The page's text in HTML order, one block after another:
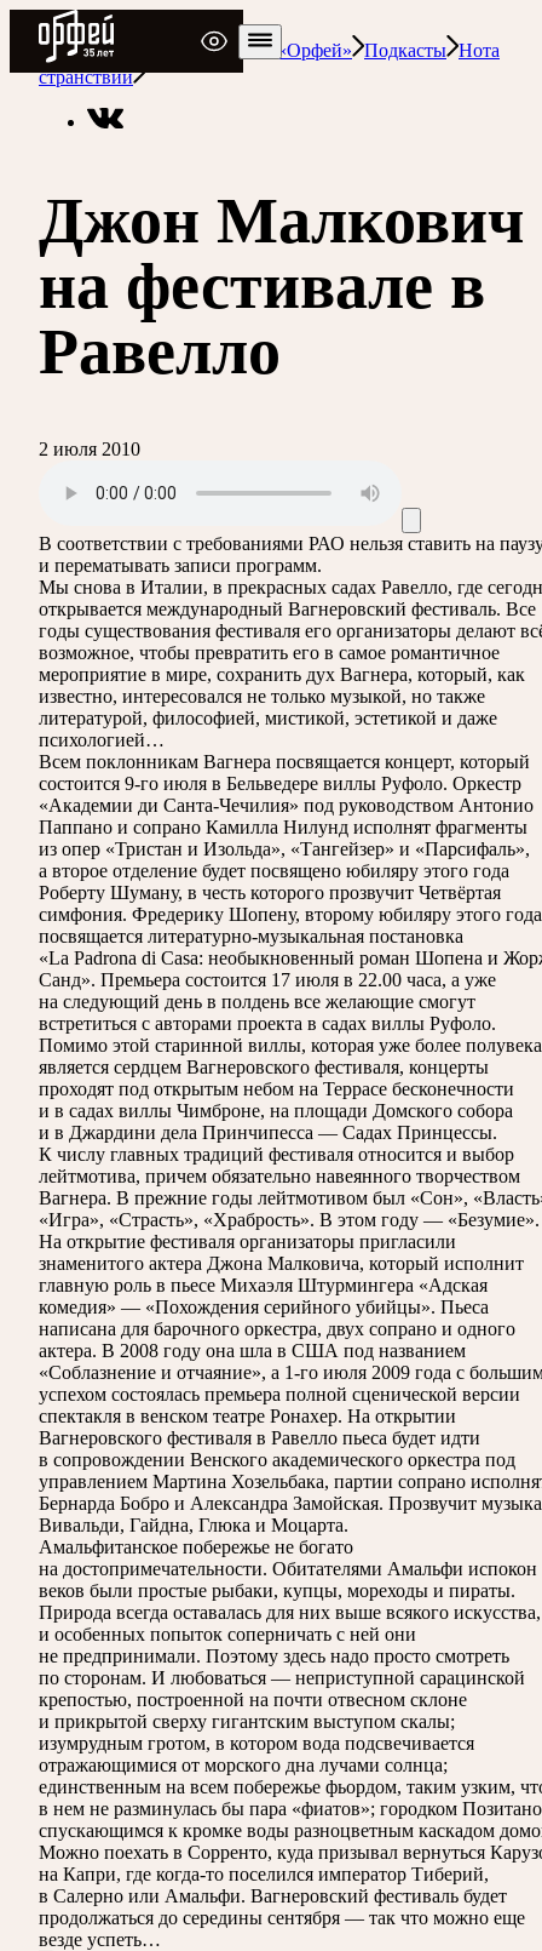
Радио Орфей
Радио классической музыки «Орфей»
Подкасты Нота
странствий
Джон Малкович
на фестивале в
Равелло
2 июля 2010
В соответствии с требованиями РАО нельзя ставить на
и перематывать записи программ.
Мы снова в Италии, в прекрасных садах Равелло, где
открывается международный Вагнеровский фестиваль. Все
годы существования фестиваля его организаторы делают
возможное, чтобы превратить его в самое романтичное
мероприятие в мире, сохранить дух Вагнера, который, как
известно, интересовался не только музыкой, но также
литературой, философией, мистикой, эстетикой и даже
психологией…
Всем поклонникам Вагнера посвящается концерт, который
состоится 9-го июля в Бельведере виллы Руфоло. Оркестр
«Академии ди Санта-Чечилия» под руководством Антонио
Паппано и сопрано Камилла Нилунд исполнят фрагменты
из опер «Тристан и Изольда», «Тангейзер» и «Парсифаль»,
а второе отделение будет посвящено юбиляру этого года
Роберту Шуману, в честь которого прозвучит Четвёртая
симфония. Фредерику Шопену, второму юбиляру этого
посвящается литературно-музыкальная постановка
«La Padrona di Casa: необыкновенный роман Шопена и
Санд». Премьера состоится 17 июля в 22.00 часа, а уже
на следующий день в полдень все желающие смогут
встретиться с авторами проекта в садах виллы Руфоло.
Помимо этой старинной виллы, которая уже более полувека
является сердцем Вагнеровского фестиваля, концерты
проходят под открытым небом на Террасе бесконечности
и в садах виллы Чимброне, на площади Домского собора
и в Джардини дела Принчипесса — Садах Принцессы.
К числу главных традиций фестиваля относится и выбор
лейтмотива, причем обязательно навеянного творчеством
Вагнера. В прежние годы лейтмотивом был «Сон»,
«Игра», «Страсть», «Храбрость». В этом году — «Безумие».
На открытие фестиваля организаторы пригласили
знаменитого актера Джона Малковича, который исполнит
главную роль в пьесе Михаэля Штурмингера «Адская
комедия» — «Похождения серийного убийцы». Пьеса
написана для барочного оркестра, двух сопрано и одного
актера. В 2008 году она шла в США под названием
«Соблазнение и отчаяние», а 1-го июля 2009 года с
успехом состоялась премьера полной сценической версии
спектакля в венском театре Ронахер. На открытии
Вагнеровского фестиваля в Равелло пьеса будет идти
в сопровождении Венского академического оркестра под
управлением Мартина Хозельбака, партии сопрано
Бернарда Бобро и Александра Замойская. Прозвучит музыка
Вивальди, Гайдна, Глюка и Моцарта.
Амальфитанское побережье не богато
на достопримечательности. Обитателями Амальфи испокон
веков были простые рыбаки, купцы, мореходы и пираты.
Природа всегда оставалась для них выше всякого искусства,
и особенных попыток соперничать с ней они
не предпринимали. Поэтому здесь надо просто смотреть
по сторонам. И любоваться — неприступной сарацинской
крепостью, построенной на почти отвесном склоне
и прикрытой сверху гигантским выступом скалы;
изумрудным гротом, в котором вода подсвечивается
отражающимися от морского дна лучами солнца;
единственным на всем побережье фьордом, таким узким,
в нем не разминулась бы пара «фиатов»; городком
спускающимся к кромке воды разноцветным каскадом
Можно поехать в Сорренто, куда призывал вернуться
на Капри, где когда-то поселился император Тиберий,
в Салерно или Амальфи. Вагнеровский фестиваль будет
продолжаться до середины сентября — так что можно еще
везде успеть…